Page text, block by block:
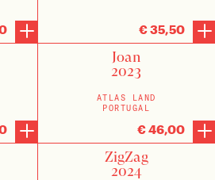
€ 35,50
Joan
2023
ATLAS LAND
PORTUGAL
€ 46,00
ZigZag
2024